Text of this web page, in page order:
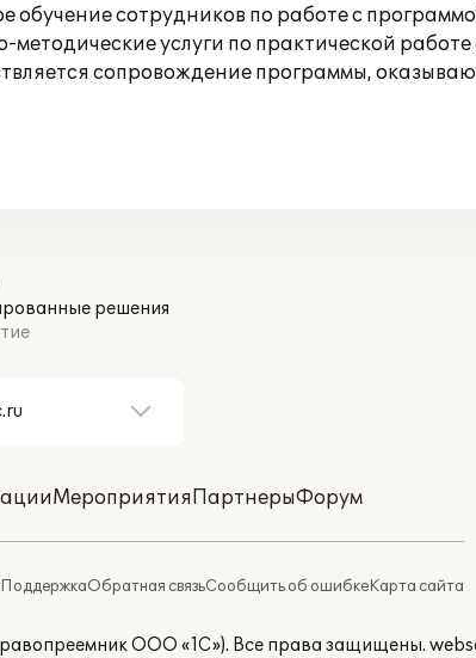
обучение сотрудников по работе с
услуги по практической
сопровождение программы,
решения
МероприятияПартнерыФорум
ПоддержкаОбратная связьСообщить об ошибкеКарта сайта
ООО «1С»). Все права защищены.